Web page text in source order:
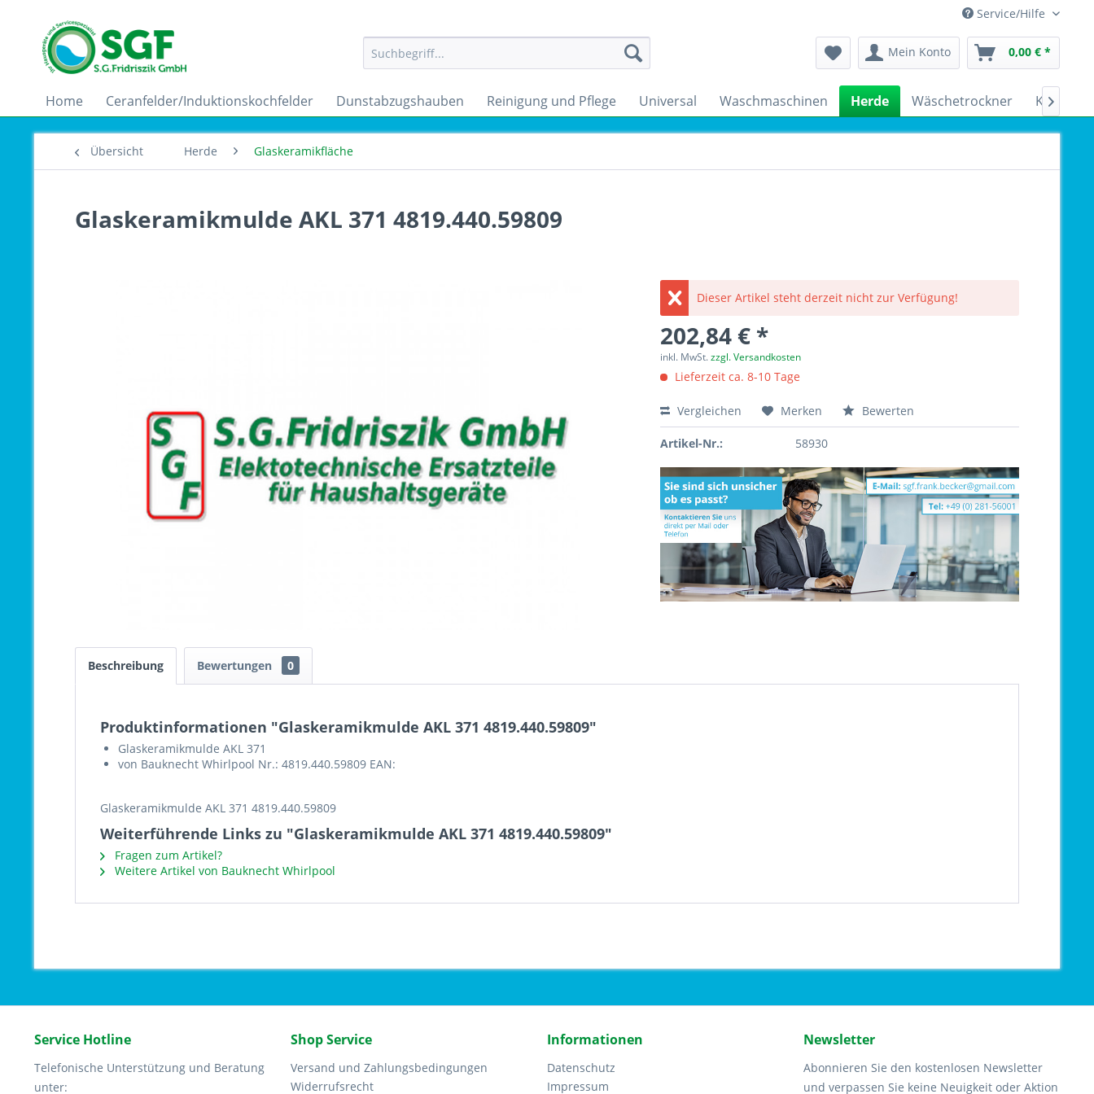
Service/Hilfe
Mein Konto 0,00 € *
Home Ceranfelder/Induktionskochfelder Dunstabzugshauben Reinigung und Pflege Universal Waschmaschinen Herde Wäschetrockner 
Übersicht Herde Glaskeramikfläche
Glaskeramikmulde AKL 371 4819.440.59809
Dieser Artikel steht derzeit nicht zur Verfügung!
202,84 € *
inkl. MwSt.zzgl. Versandkosten
Lieferzeit ca. 8-10 Tage
Vergleichen Merken Bewerten
Artikel-Nr.: 58930
Beschreibung Bewertungen 0
Produktinformationen "Glaskeramikmulde AKL 371 4819.440.59809"
Glaskeramikmulde AKL 371
von Bauknecht Whirlpool Nr.: 4819.440.59809 EAN:
Glaskeramikmulde AKL 371 4819.440.59809
Weiterführende Links zu "Glaskeramikmulde AKL 371 4819.440.59809"
Fragen zum Artikel?
Weitere Artikel von Bauknecht Whirlpool
Service Hotline
Telefonische Unterstützung und Beratung
unter:
Shop Service
Versand und Zahlungsbedingungen
Widerrufsrecht
Informationen
Datenschutz
Impressum
Newsletter
Abonnieren Sie den kostenlosen Newsletter
und verpassen Sie keine Neuigkeit oder Aktion